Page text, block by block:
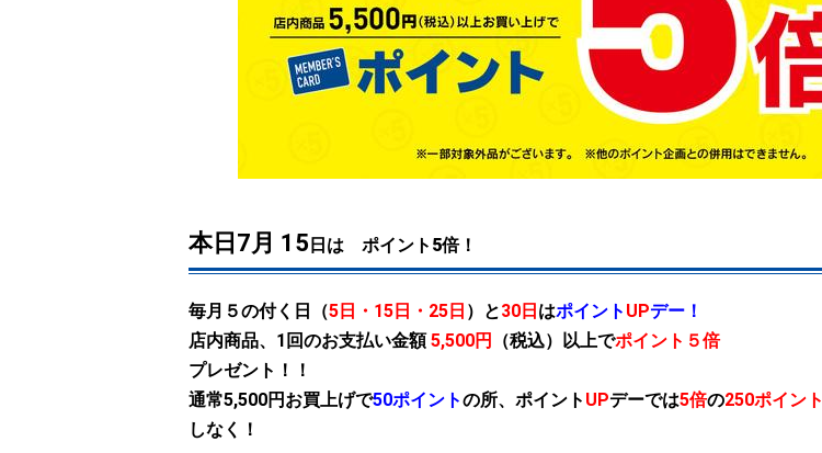
本日7月 15 日は ポイント5倍！
毎月５の付く日（5日・15日・25日 ）と30 日 はポイント UPデー！
店内商品、1回のお支払い金額5,500円 （税込） 以上でポイント５倍
プレゼント！！
通常5,500円お買上げで50ポイントの所、ポイント UPデーでは5倍の250ポイント
しなく！